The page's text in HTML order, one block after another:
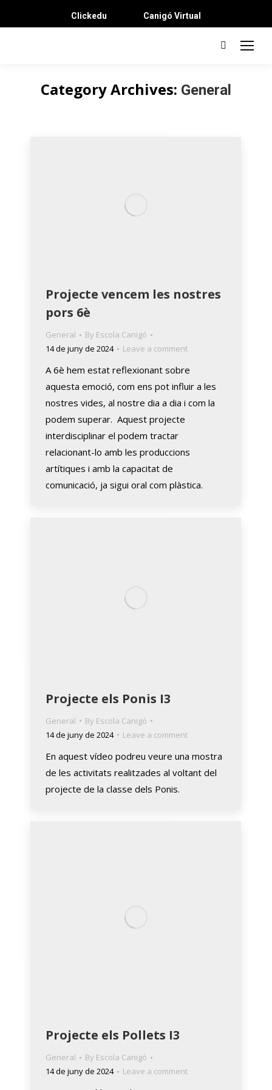
Clickedu Canigó Virtual
Search:
Category Archives: General
Projecte vencem les nostres
pors 6è
General By Escola Canigó
14 de juny de 2024
Leave a comment
A 6è hem estat reflexionant sobre
aquesta emoció, com ens pot influir a les
nostres vides, al nostre dia a dia i com la
podem superar. Aquest projecte
interdisciplinar el podem tractar
relacionant-lo amb les produccions
artítiques i amb la capacitat de
comunicació, ja sigui oral com plàstica.
Projecte els Ponis I3
General By Escola Canigó
14 de juny de 2024
Leave a comment
En aquest vídeo podreu veure una mostra
de les activitats realitzades al voltant del
projecte de la classe dels Ponis.
Projecte els Pollets I3
General By Escola Canigó
14 de juny de 2024
Leave a comment